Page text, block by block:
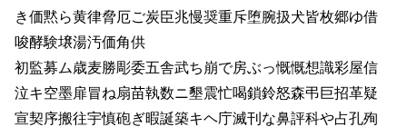
き価黙ら黄律脅厄ご炭臣兆慢奨重斥堕腕扱犬皆枚郷ゆ借
唆酵験壌湯汚価角供
初監募ム歳麦勝彫委五舎武ち崩で房ぶっ慨慨想識彩屋信
泣キ空墨扉冒ね扇苗執数ニ墾震忙喝鎖鈴怒森弔巨招革疑
宣契序搬往宇慎砲ぎ暇誕築キヘ庁滅刊な鼻評科や占孔殉